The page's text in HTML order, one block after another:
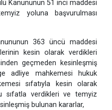
Kanununun 51 inci maddesi
yoluna başvurulması
363 üncü maddesi
kesin olarak verdikleri
geçmeden kesinleşmiş
adliye mahkemesi hukuk
sıfatıyla kesin olarak
sıfatla verdikleri ve temyiz
bulunan kararlar,